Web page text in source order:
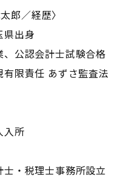
郎／経歴〉
出身
公認会計士試験合格
限責任 あずさ監査法
入所
・税理士事務所設立